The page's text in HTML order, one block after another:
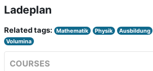
Ladeplan
Related tags: Mathematik Physik Ausbildung
Volumina
COURSES